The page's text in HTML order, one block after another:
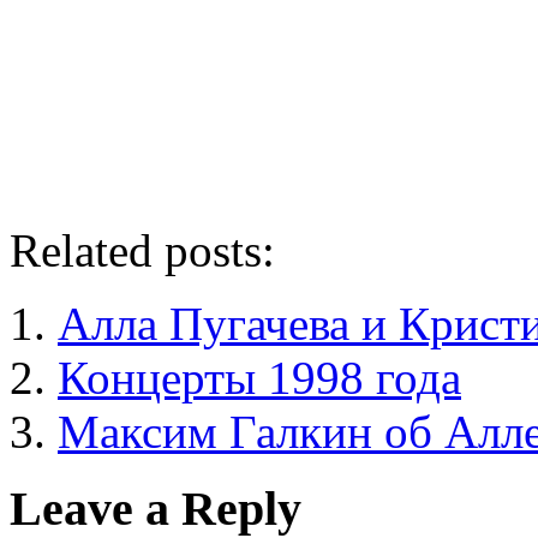
Related posts:
Алла Пугачева и
Концерты 1998 года
Максим Галкин об
Leave a Reply